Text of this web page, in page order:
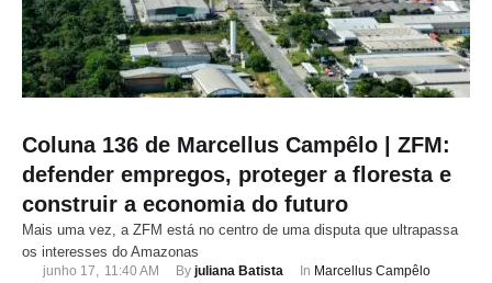
Coluna 136 de Marcellus Campêlo | ZFM:
defender empregos, proteger a floresta e
construir a economia do futuro
Mais uma vez, a ZFM está no centro de uma disputa que ultrapassa
os interesses do Amazonas
junho 17 11:40 AM By juliana Batista In Marcellus Campêlo